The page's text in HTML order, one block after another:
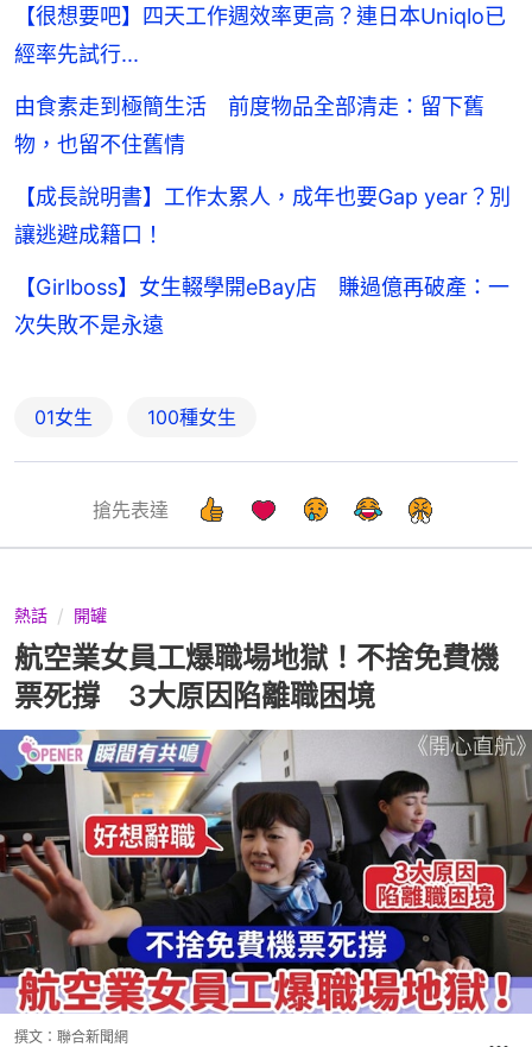
【很想要吧】四天工作週效率更高？連日本Uniqlo已
經率先試行...
由食素走到極簡生活 前度物品全部清走：留下舊
物，也留不住舊情
【成長說明書】工作太累人，成年也要Gap year？別
讓逃避成籍口！
【Girlboss】女生輟學開eBay店 賺過億再破產：一
次失敗不是永遠
01女生 100種女生
搶先表達
熱話 開罐
航空業女員工爆職場地獄！不捨免費機
票死撐 3大原因陷離職困境
撰文： 聯合新聞網